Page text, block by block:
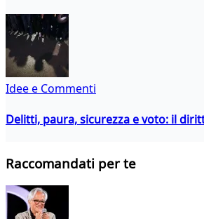
Idee e Commenti
Delitti, paura, sicurezza e voto: il
Raccomandati per te